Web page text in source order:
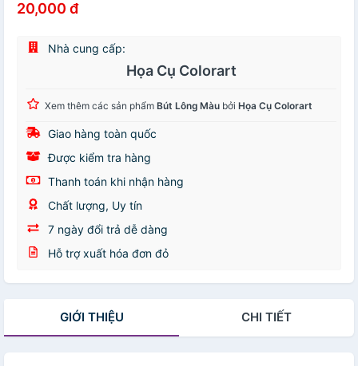
20,000 đ
Nhà cung cấp:
Họa Cụ Colorart
Xem thêm các sản phẩm Bút Lông Màu bởi Họa Cụ Colorart
Giao hàng toàn quốc
Được kiểm tra hàng
Thanh toán khi nhận hàng
Chất lượng, Uy tín
7 ngày đổi trả dễ dàng
Hỗ trợ xuất hóa đơn đỏ
GIỚI THIỆU CHI TIẾT